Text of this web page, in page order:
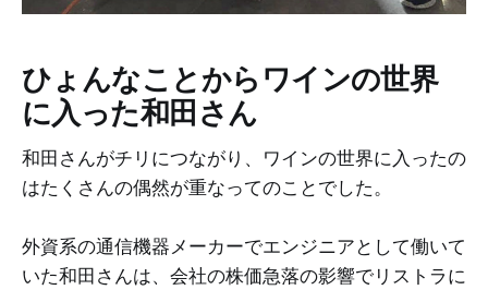
ひょんなことからワインの世界
に入った和田さん
和田さんがチリにつながり、ワインの世界に入ったの
はたくさんの偶然が重なってのことでした。
外資系の通信機器メーカーでエンジニアとして働いて
いた和田さんは、会社の株価急落の影響でリストラに